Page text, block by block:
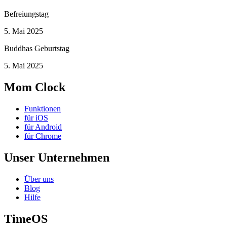
Befreiungstag
5. Mai 2025
Buddhas Geburtstag
5. Mai 2025
Mom Clock
Funktionen
für iOS
für Android
für Chrome
Unser Unternehmen
Über uns
Blog
Hilfe
TimeOS